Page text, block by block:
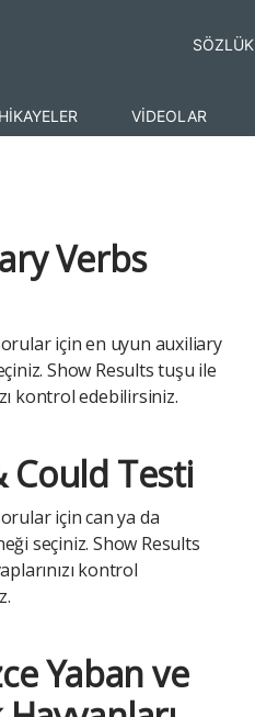
SÖZLÜK
HİKAYELER VİDEOLAR
Verbs
için en uyun auxiliary
Show Results tuşu ile
kontrol edebilirsiniz.
Could Testi
için can ya da
seçiniz. Show Results
kontrol
Yaban ve